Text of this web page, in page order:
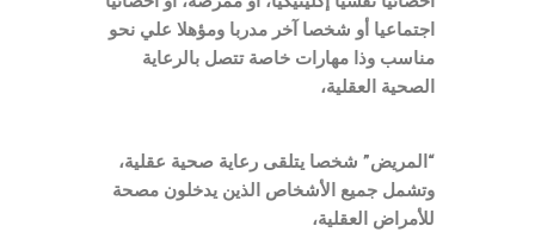
اجتماعيا أو شخصا آخر مدربا ومؤهلا علي نحو
مناسب وذا مهارات خاصة تتصل بالرعاية
الصحية العقلية،
“المريض” شخصا يتلقى رعاية صحية عقلية،
وتشمل جميع الأشخاص الذين يدخلون مصحة
للأمراض العقلية،